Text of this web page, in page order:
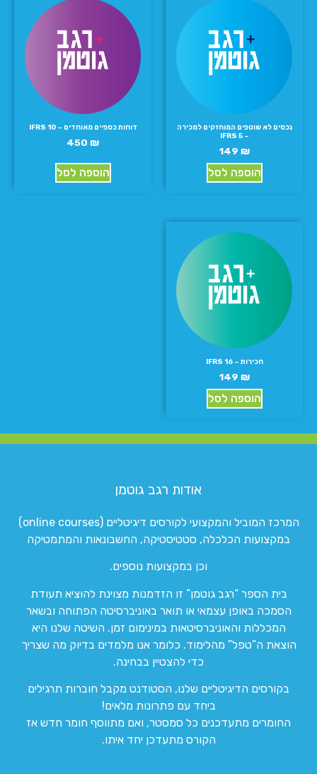
נכסים לא שוטפים המוחזקים למכירה
– IFRS 5
149 ₪
הוספה לסל
דוחות כספיים מאוחדים – IFRS 10
450 ₪
הוספה לסל
חכירות – IFRS 16
149 ₪
הוספה לסל
אודות רגב גוטמן
המרכז המוביל והמקצועי לקורסים דיגיטליים (online courses)
במקצועות הכלכלה, סטטיסטיקה, החשבונאות והמתמטיקה
וכן במקצועות נוספים.
בית הספר “רגב גוטמן” זו הזדמנות מצוינת להוציא תעודת
הסמכה באופן עצמאי או תואר באוניברסיטה הפתוחה ובשאר
המכללות והאוניברסיטאות במינימום זמן. השיטה שלנו היא
הוצאת ה”טפל” מהלימוד. כלומר אנו מלמדים בדיוק מה שצריך
כדי להצטיין בבחינה.
בקורסים הדיגיטליים שלנו, הסטודנט מקבל חוברות תרגילים
ביחד עם פתרונות מלאים!
החומרים מתעדכנים כל סמסטר, ואם מתווסף חומר חדש אז
הקורס מתעדכן יחד איתו.